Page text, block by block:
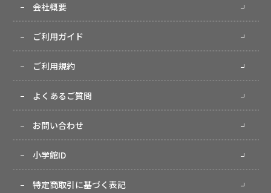
会社概要
ご利用ガイド
ご利用規約
よくあるご質問
お問い合わせ
小学館ID
特定商取引に基づく表記